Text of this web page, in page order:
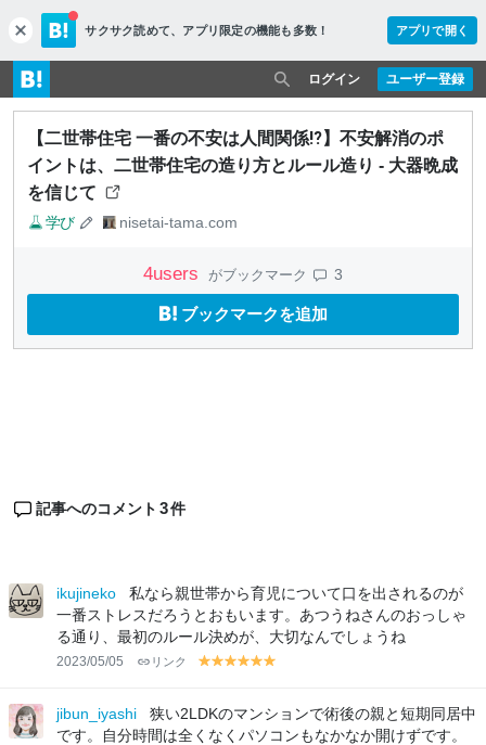
c
l
o
s
e
サクサク読めて、 アプリ限定の機能も多数！ アプリで開く
ユーザー登録
ログイン
【二世帯住宅 一番の不安は人間関係⁉】不安解消のポ
イントは、二世帯住宅の造り方とルール造り - 大器晩成
を信じて
学び nisetai-tama.com
4users がブックマーク 3
ブックマークを追加
記事へのコメント 3件
ikujineko
私なら親世帯から育児について口を出されるのが
一番ストレスだろうとおもいます。あつうねさんのおっしゃ
る通り、最初のルール決めが、大切なんでしょうね
2023/05/05 リンク
y
lo
w
y
lo
w
y
lo
w
y
lo
w
y
lo
w
lo
w
jibun_iyashi
狭い2LDKのマンションで術後の親と短期同居中
です。自分時間は全くなくパソコンもなかなか開けずです。